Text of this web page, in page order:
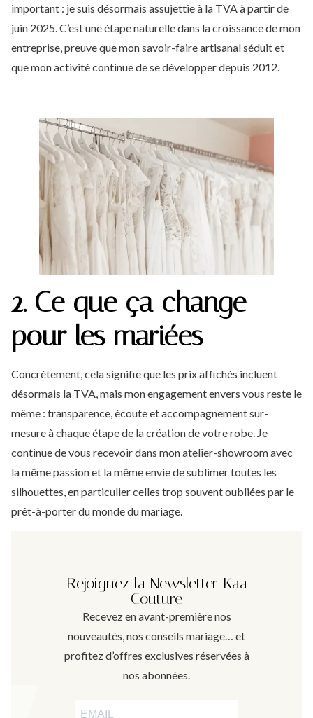
important : jesuis désormais assujettieà la TVA à partir de
juin 2025. C’estuneétapenaturelledans lacroissancedemon
entreprise, preuvequemonsavoir-faireartisanalséduitet
quemonactivitécontinuedesedévelopper depuis 2012.
2. Ce que ça change
pour les mariées
Concrètement,celasignifieque les prixaffichés incluent
désormais la TVA,mais monengagementenvers vous reste le
même : transparence,écouteetaccompagnementsur-
mesureàchaqueétapede lacréationdevotrerobe. Je
continuedevous recevoirdans monatelier-showroomavec
lamêmepassionet lamêmeenviedesublimertoutes les
silhouettes,enparticuliercelles trop souventoubliées par le
prêt-à-porter du monde dumariage.
Rejoignez la Newsletter Kaa
Couture
Recevez en avant-première nos
nouveautés, nos conseils mariage… et
profitez d’offres exclusives réservées à
nos abonnées.